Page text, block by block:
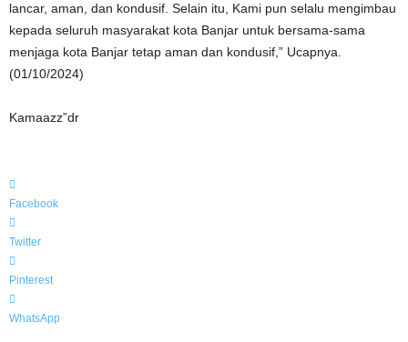
lancar, aman, dan kondusif. Selain itu, Kami pun selalu mengimbau
kepada seluruh masyarakat kota Banjar untuk bersama-sama
menjaga kota Banjar tetap aman dan kondusif,” Ucapnya.
(01/10/2024)
Kamaazz”dr
Facebook
Twitter
Pinterest
WhatsApp